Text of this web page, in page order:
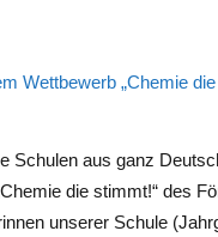
Schulen aus ganz
die stimmt!“ des
unserer Schule